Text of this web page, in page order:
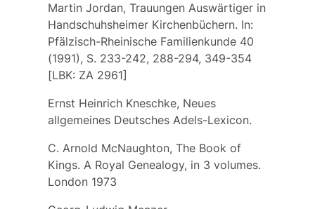
Martin Jordan, Trauungen Auswärtiger in
Handschuhsheimer Kirchenbüchern. In:
Pfälzisch-Rheinische Familienkunde 40
(1991), S. 233-242, 288-294, 349-354
[LBK: ZA 2961]
Ernst Heinrich Kneschke, Neues
allgemeines Deutsches Adels-Lexicon.
C. Arnold McNaughton, The Book of
Kings. A Royal Genealogy, in 3 volumes.
London 1973